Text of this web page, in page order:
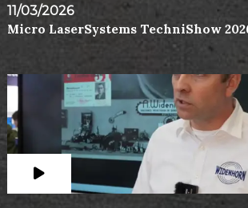
11/03/2026
Micro LaserSystems TechniShow